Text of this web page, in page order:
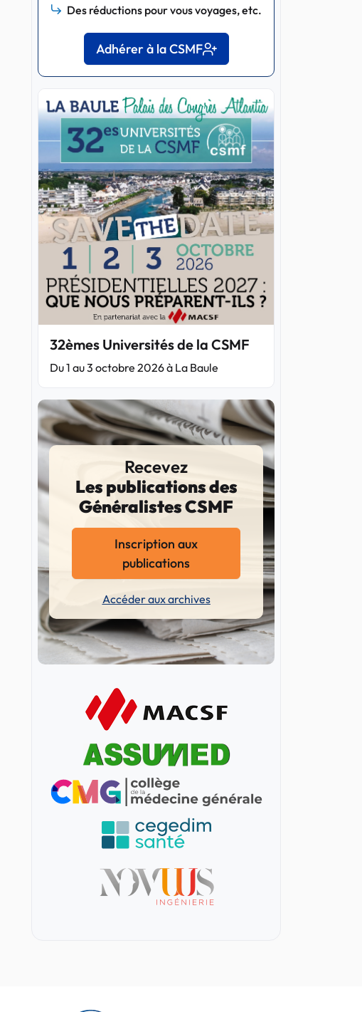
Des réductions pour vous voyages, etc.
Adhérer à la CSMF
32èmes Universités de la CSMF
Du 1 au 3 octobre 2026 à La Baule
Recevez
Les publications des
Généralistes CSMF
Inscription aux
publications
Accéder aux archives